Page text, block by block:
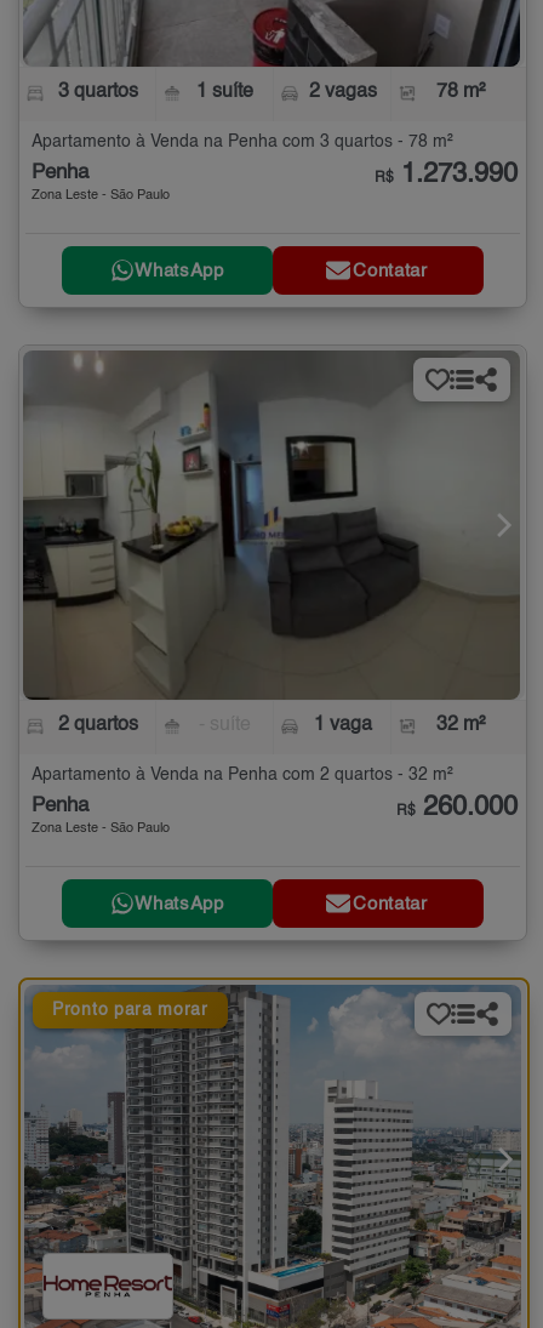
3 quartos 1 suíte 2 vagas 78 m²
Apartamento à Venda na Penha com 3 quartos - 78 m²
Penha
Zona Leste - São Paulo
R$ 1.273.990
WhatsApp Contatar
2 quartos 1 vaga 32 m²
Apartamento à Venda na Penha com 2 quartos - 32 m²
Penha
Zona Leste - São Paulo
R$ 260.000
WhatsApp Contatar
Pronto para morar